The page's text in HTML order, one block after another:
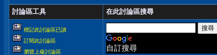
討論區工具 在此討論區搜尋
標記此討論區已讀
訂閱此討論區
瀏覽上級討論區
自訂搜尋